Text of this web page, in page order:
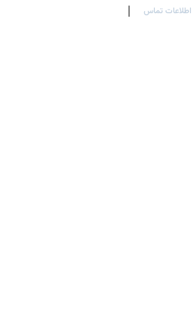
اطلاعات تماس